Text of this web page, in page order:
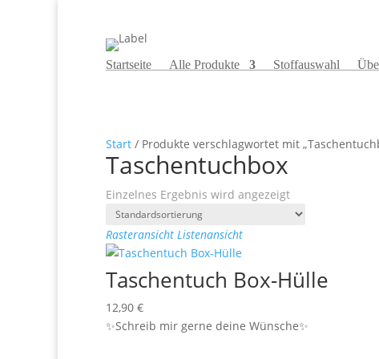
Startseite Alle Produkte Stoffauswahl
Start / Produkte verschlagwortet mit
Taschentuchbox
Einzelnes Ergebnis wird angezeigt
Rasteransicht Listenansicht
Taschentuch Box-Hülle
12,90 €
✨Schreib mir gerne deine Wünsche✨